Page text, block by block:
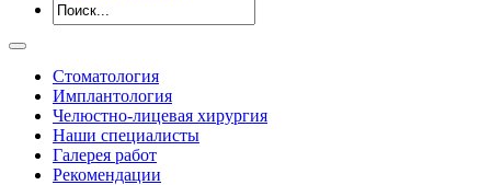
Стоматология
Имплантология
Челюстно-лицевая хирургия
Наши специалисты
Галерея работ
Рекомендации